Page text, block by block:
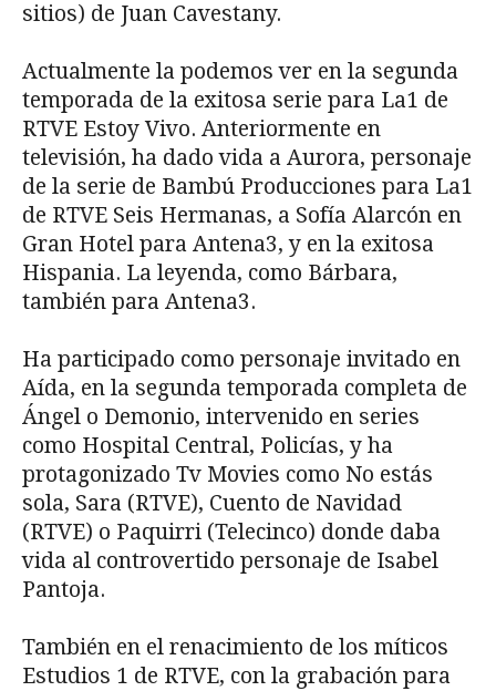
sitios) de Juan Cavestany.
Actualmente la podemos ver en la segunda
temporada de la exitosa serie para La1 de
RTVE Estoy Vivo. Anteriormente en
televisión, ha dado vida a Aurora, personaje
de la serie de Bambú Producciones para La1
de RTVE Seis Hermanas, a Sofía Alarcón en
Gran Hotel para Antena3, y en la exitosa
Hispania. La leyenda, como Bárbara,
también para Antena3.
Ha participado como personaje invitado en
Aída, en la segunda temporada completa de
Ángel o Demonio, intervenido en series
como Hospital Central, Policías, y ha
protagonizado Tv Movies como No estás
sola, Sara (RTVE), Cuento de Navidad
(RTVE) o Paquirri (Telecinco) donde daba
vida al controvertido personaje de Isabel
Pantoja.
También en el renacimiento de los míticos
Estudios 1 de RTVE, con la grabación para